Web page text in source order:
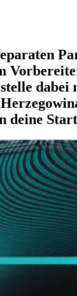
dabei
deine